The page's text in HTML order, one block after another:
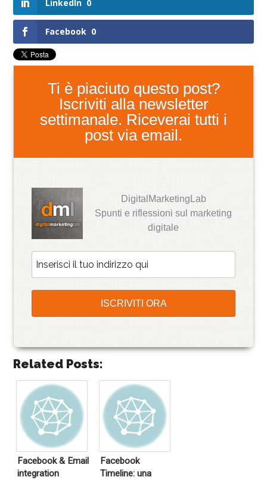
LinkedIn 0
Facebook 0
Ti è piaciuto questo post?
Iscriviti alla newsletter
settimanale. Riceverai tutti i
post via email.
DigitalMarketingLab
Spunti e riflessioni sul marketing
digitale
Related Posts:
Facebook & Email
integration
Facebook
Timeline: una